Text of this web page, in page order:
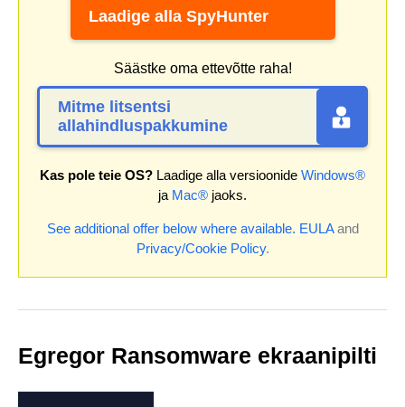
Laadige alla SpyHunter
Säästke oma ettevõtte raha!
Mitme litsentsi
allahindluspakkumine
Kas pole teie OS? Laadige alla versioonide Windows®
ja Mac® jaoks.
See additional offer below where available. EULAand
Privacy/Cookie Policy.
Egregor Ransomware ekraanipilti